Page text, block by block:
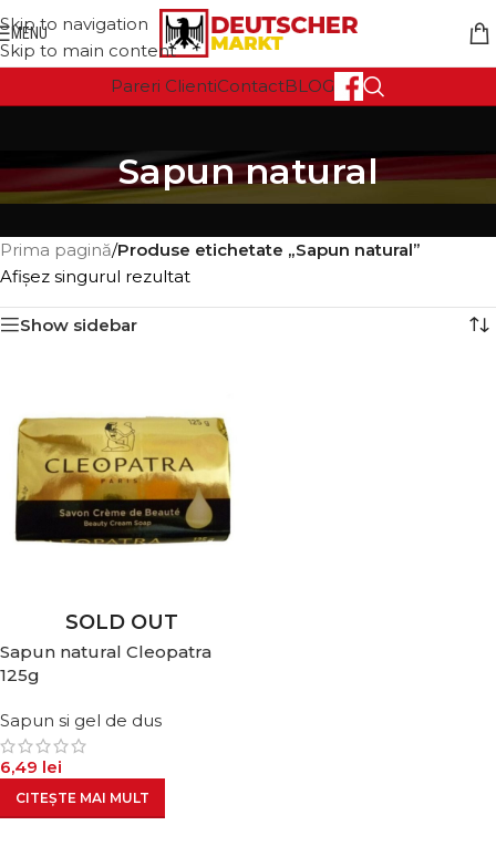
Skip to navigation
Skip to main content
MENU
Pareri ClientiContactBLOG
Sapun natural
Prima pagină/Produse etichetate „Sapun natural”
Afișez singurul rezultat
Show sidebar
SOLD OUT
Sapun natural Cleopatra
125g
Sapun si gel de dus
6,49 lei
CITEȘTE MAI MULT